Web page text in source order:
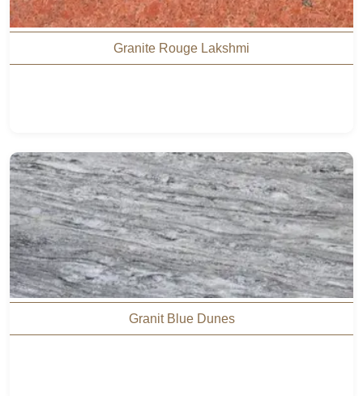
Granite Rouge Lakshmi
Granit Blue Dunes